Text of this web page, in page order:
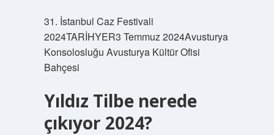
31. İstanbul Caz Festivali
2024TARİHYER3 Temmuz 2024Avusturya
Konsolosluğu Avusturya Kültür Ofisi
Bahçesi
Yıldız Tilbe nerede
çıkıyor 2024?